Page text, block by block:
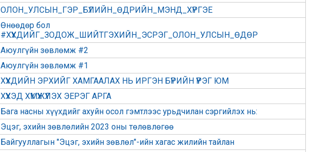
ОЛОН_УЛСЫН_ГЭР_БҮЛИЙН_ӨДРИЙН_МЭНД_ХҮРГЭЕ
Өнөөдөр бол
#ХҮҮХДИЙГ_ЗОДОЖ_ШИЙТГЭХИЙН_ЭСРЭГ_ОЛОН_УЛСЫН_ӨДӨР
Аюулгүйн зөвлөмж #2
Аюулгүйн зөвлөмж #1
ХҮҮХДИЙН ЭРХИЙГ ХАМГААЛАХ НЬ ИРГЭН БҮРИЙН ҮҮРЭГ ЮМ
ХҮҮХЭД ХҮМҮҮЖҮҮЛЭХ ЭЕРЭГ АРГА
Бага насны хүүхдийг ахуйн осол гэмтлээс урьдчилан сэргийлэх нь:
Эцэг, эхийн зөвлөлийн 2023 оны төлөвлөгөө
Байгууллагын "Эцэг, эхийн зөвлөл"-ийн хагас жилийн тайлан